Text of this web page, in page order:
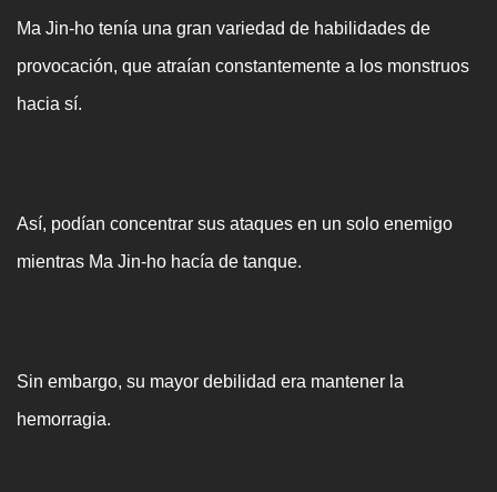
Ma Jin-ho tenía una gran variedad de habilidades de
provocación, que atraían constantemente a los monstruos
hacia sí.
Así, podían concentrar sus ataques en un solo enemigo
mientras Ma Jin-ho hacía de tanque.
Sin embargo, su mayor debilidad era mantener la
hemorragia.